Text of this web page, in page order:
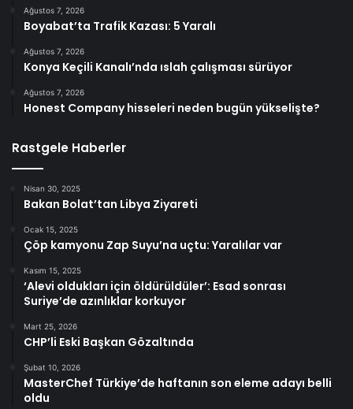
Ağustos 7, 2026
Boyabat’ta Trafik Kazası: 5 Yaralı
Ağustos 7, 2026
Konya Keçili Kanalı’nda ıslah çalışması sürüyor
Ağustos 7, 2026
Honest Company hisseleri neden bugün yükselişte?
Rastgele Haberler
Nisan 30, 2025
Bakan Bolat’tan Libya Ziyareti
Ocak 15, 2025
Çöp kamyonu Zap Suyu’na uçtu: Yaralılar var
Kasım 15, 2025
‘Alevi oldukları için öldürüldüler’: Esad sonrası
Suriye’de azınlıklar korkuyor
Mart 25, 2026
CHP’li Eski Başkan Gözaltında
Şubat 10, 2026
MasterChef Türkiye’de haftanın son eleme adayı belli
oldu